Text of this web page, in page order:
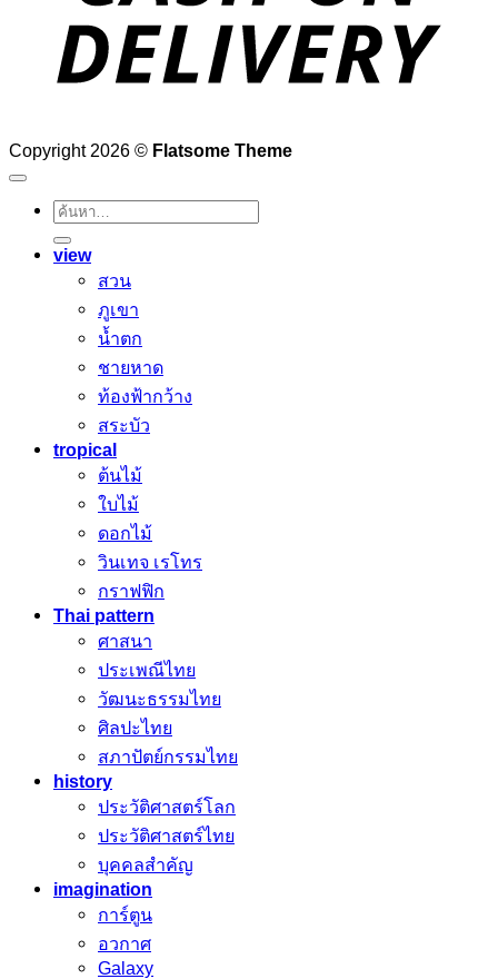
Copyright 2026 © Flatsome Theme
ค้นหา:
view
สวน
ภูเขา
น้ำตก
ชายหาด
ท้องฟ้ากว้าง
สระบัว
tropical
ต้นไม้
ใบไม้
ดอกไม้
วินเทจ เรโทร
กราฟฟิก
Thai pattern
ศาสนา
ประเพณีไทย
วัฒนะธรรมไทย
ศิลปะไทย
สภาปัตย์กรรมไทย
history
ประวัติศาสตร์โลก
ประวัติศาสตร์ไทย
บุคคลสำคัญ
imagination
การ์ตูน
อวกาศ
Galaxy